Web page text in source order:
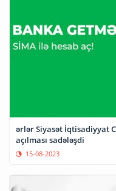
ərlər Siyasət İqtisadiyyat
açılması sadələşdi
15-08-2023